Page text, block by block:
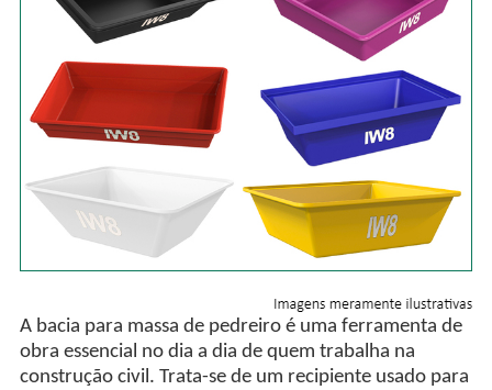
A bacia para massa de pedreiro é uma ferramenta de
obra essencial no dia a dia de quem trabalha na
construção civil. Trata-se de um recipiente usado para